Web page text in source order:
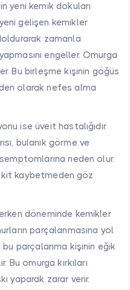
yeni kemik dokuları
gelişen kemikler
zamanla
engeller. Omurga
Bu birleşme kişinin göğüs
olarak nefes alma
ise üveit hastalığıdır.
bulanık görme ve
neden olur.
kaybetmeden göz
döneminde kemikler
parçalanmasına yol
bu parçalanma kişinin eğik
Bu omurga kırkıları
yaparak zarar verir.